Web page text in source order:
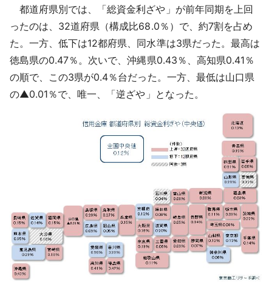
都道府県別では、「総資金利ざや」が前年同期を上回
ったのは、32道府県（構成比68.0％）で、約7割を占め
た。一方、低下は12都府県、同水準は3県だった。最高は
徳島県の0.47％。次いで、沖縄県0.43％、高知県0.41％
の順で、この3県が0.4％台だった。一方、最低は山口県
の▲0.01％で、唯一、「逆ざや」となった。